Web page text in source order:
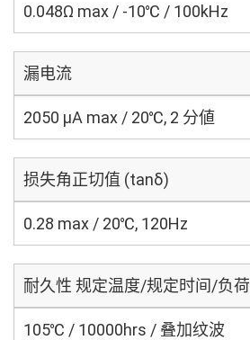
0.048Ω max / -10℃ / 100kHz
漏电流
2050 μA max / 20℃, 2 分値
损失角正切值 (tanδ)
0.28 max / 20℃, 120Hz
耐久性 规定温度/规定时间/负荷
105℃ / 10000hrs / 叠加纹波